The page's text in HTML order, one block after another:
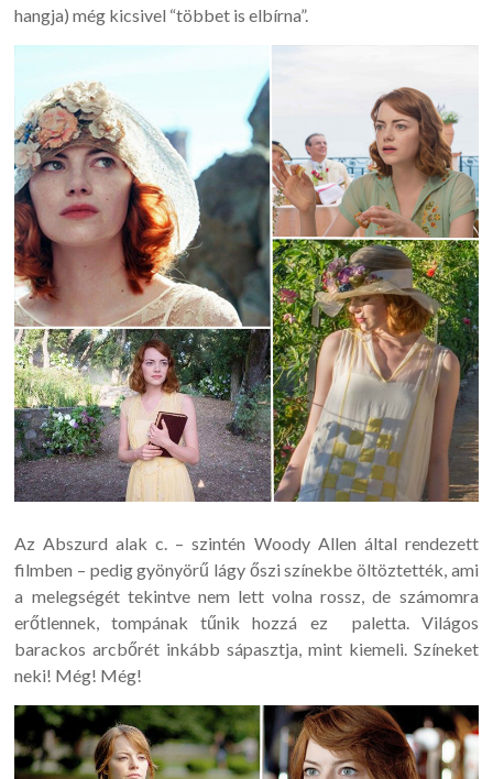
hangja) még kicsivel “többet is elbírna”.
Az Abszurd alak c. – szintén Woody Allen által rendezett
filmben – pedig gyönyörű lágy őszi színekbe öltöztették, ami
a melegségét tekintve nem lett volna rossz, de számomra
erőtlennek, tompának tűnik hozzá ez paletta. Világos
barackos arcbőrét inkább sápasztja, mint kiemeli. Színeket
neki! Még! Még!